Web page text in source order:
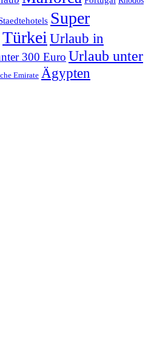
Super
Türkei Urlaub in
300 Euro Urlaub unter
Emirate Ägypten